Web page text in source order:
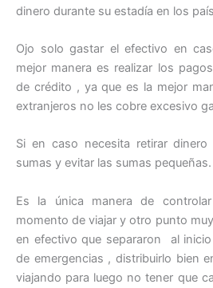
dinero durante su estadía en los
Ojo solo gastar el efectivo en
mejor manera es realizar los
de crédito , ya que es la mejor
extranjeros no les cobre excesivo
Si en caso necesita retirar
sumas y evitar las sumas pequeñas.
Es la única manera de
momento de viajar y otro punto
en efectivo que separaron al
de emergencias , distribuirlo bien
viajando para luego no tener que